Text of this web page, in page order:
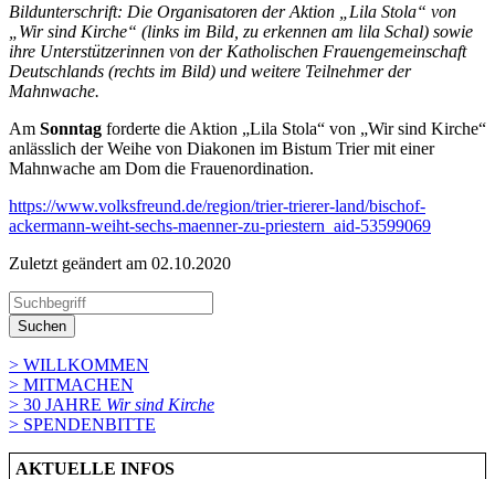
Bildunterschrift: Die Organisatoren der Aktion „Lila Stola“ von
„Wir sind Kirche“ (links im Bild, zu erkennen am lila Schal) sowie
ihre Unterstützerinnen von der Katholischen Frauengemeinschaft
Deutschlands (rechts im Bild) und weitere Teilnehmer der
Mahnwache.
Am Sonntag forderte die Aktion „Lila Stola“ von „Wir sind Kirche“
anlässlich der Weihe von Diakonen im Bistum Trier mit einer
Mahnwache am Dom die Frauenordination.
https://www.volksfreund.de/region/trier-trierer-land/bischof-
ackermann-weiht-sechs-maenner-zu-priestern_aid-53599069
Zuletzt geändert am 02­.10.2020
Suchen
> WILLKOMMEN
> MITMACHEN
> 30 JAHRE Wir sind Kirche
> SPENDENBITTE
AKTUELLE INFOS